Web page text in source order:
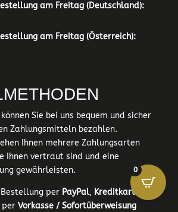
am Freitag (Deutschland):
am Freitag (Österreich):
Sie bei uns bequem und sicher
Zahlungsmitteln bezahlen.
Ihnen mehrere Zahlungsarten
Ihnen vertraut sind und eine
gewährleisten.
per PayPal, Kreditkarte
per Vorkasse / Sofortüberweisung
0